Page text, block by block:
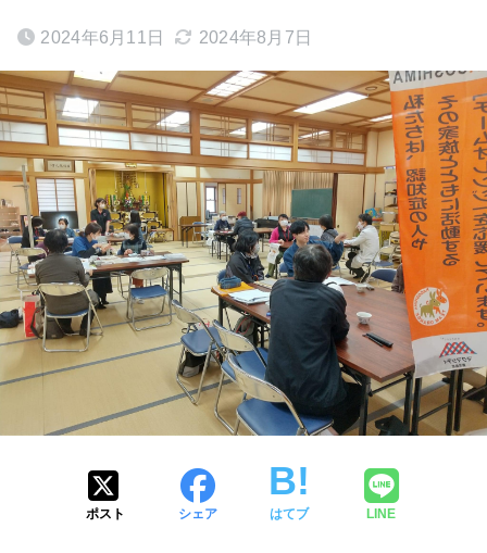
2024年6月11日 2024年8月7日
ポスト シェア はてブ LINE